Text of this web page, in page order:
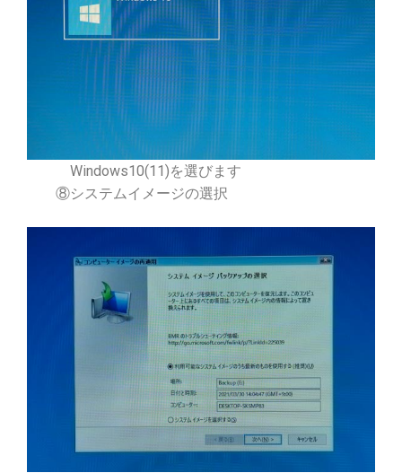
Windows10(11)を選びます
⑧システムイメージの選択